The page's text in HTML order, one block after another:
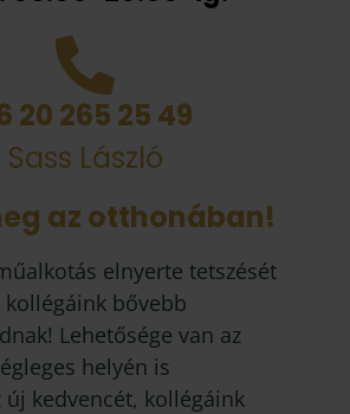
20 265 25 49
Sass László
az otthonában!
elnyerte tetszését
kollégáink bővebb
Lehetősége van az
helyén is
kedvencét, kollégáink